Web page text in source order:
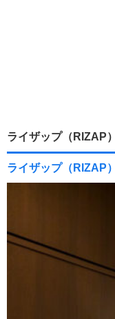
ライザップ（RIZAP
ライザップ（RIZAP